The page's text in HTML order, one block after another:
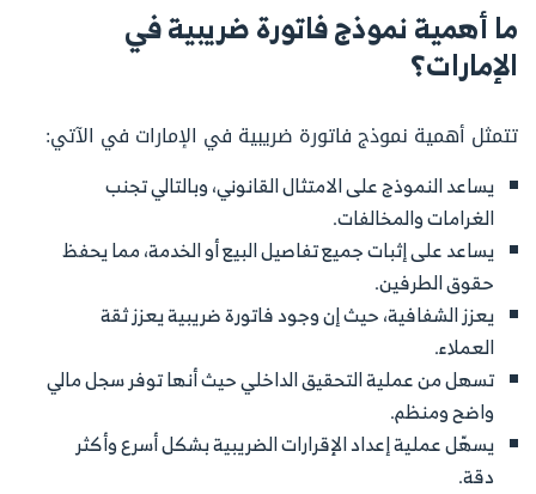
ما أهمية نموذج فاتورة ضريبية في
الإمارات؟
تتمثل أهمية نموذج فاتورة ضريبية في الإمارات في الآتي:
يساعد النموذج على الامتثال القانوني، وبالتالي تجنب
الغرامات والمخالفات.
يساعد على إثبات جميع تفاصيل البيع أو الخدمة، مما يحفظ
حقوق الطرفين.
يعزز الشفافية، حيث إن وجود فاتورة ضريبية يعزز ثقة
العملاء.
تسهل من عملية التحقيق الداخلي حيث أنها توفر سجل مالي
واضح ومنظم.
يسهّل عملية إعداد الإقرارات الضريبية بشكل أسرع وأكثر
دقة.